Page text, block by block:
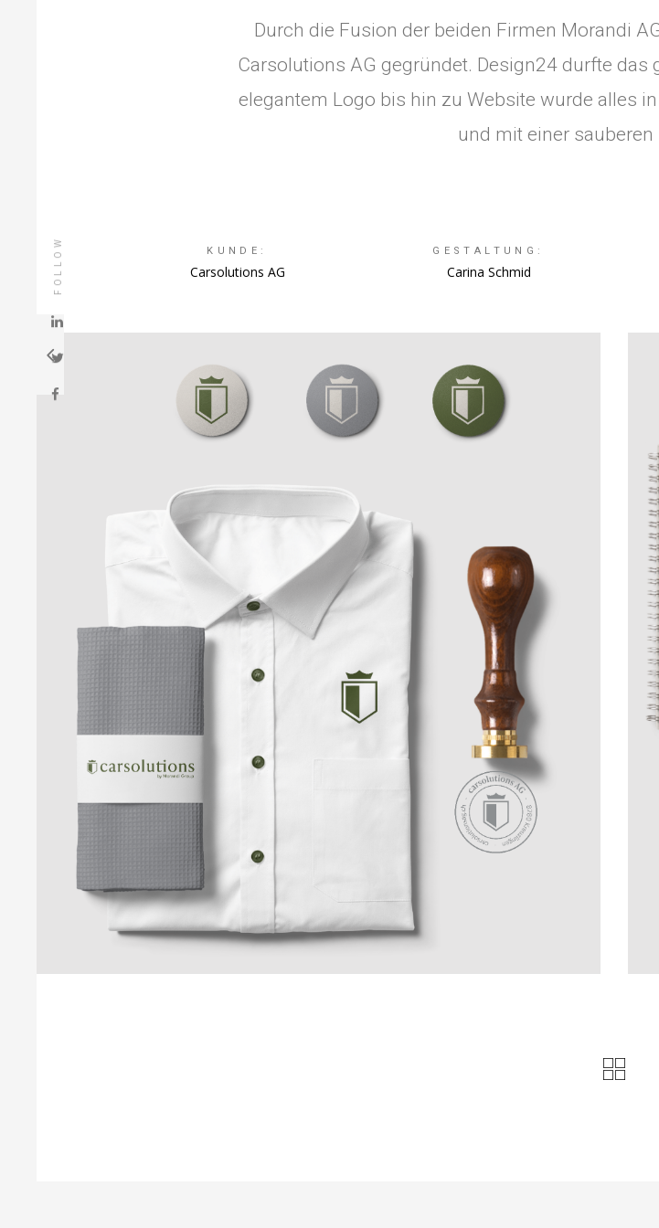
FOLLOW
Durch die Fusion der beiden Firmen Morandi
Carsolutions AG gegründet. Design24 durfte das
elegantem Logo bis hin zu Website wurde alles
und mit einer sauberen
KUNDE:
Carsolutions AG
GESTALTUNG:
Carina Schmid